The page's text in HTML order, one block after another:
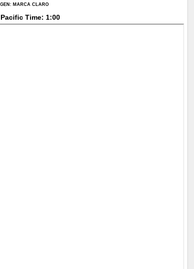
MARCA CLARO
Time: 1:00